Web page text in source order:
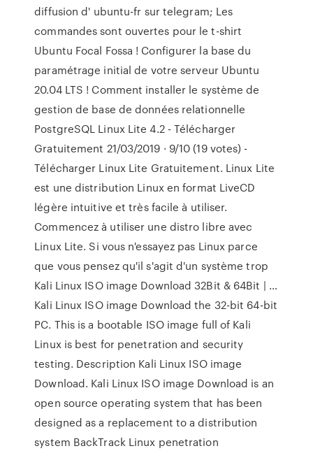
diffusion d' ubuntu-fr sur telegram; Les
commandes sont ouvertes pour le t-shirt
Ubuntu Focal Fossa ! Configurer la base du
paramétrage initial de votre serveur Ubuntu
20.04 LTS ! Comment installer le système de
gestion de base de données relationnelle
PostgreSQL Linux Lite 4.2 - Télécharger
Gratuitement 21/03/2019 · 9/10 (19 votes) -
Télécharger Linux Lite Gratuitement. Linux Lite
est une distribution Linux en format LiveCD
légère intuitive et très facile à utiliser.
Commencez à utiliser une distro libre avec
Linux Lite. Si vous n'essayez pas Linux parce
que vous pensez qu'il s'agit d'un système trop
Kali Linux ISO image Download 32Bit & 64Bit | …
Kali Linux ISO image Download the 32-bit 64-bit
PC. This is a bootable ISO image full of Kali
Linux is best for penetration and security
testing. Description Kali Linux ISO image
Download. Kali Linux ISO image Download is an
open source operating system that has been
designed as a replacement to a distribution
system BackTrack Linux penetration